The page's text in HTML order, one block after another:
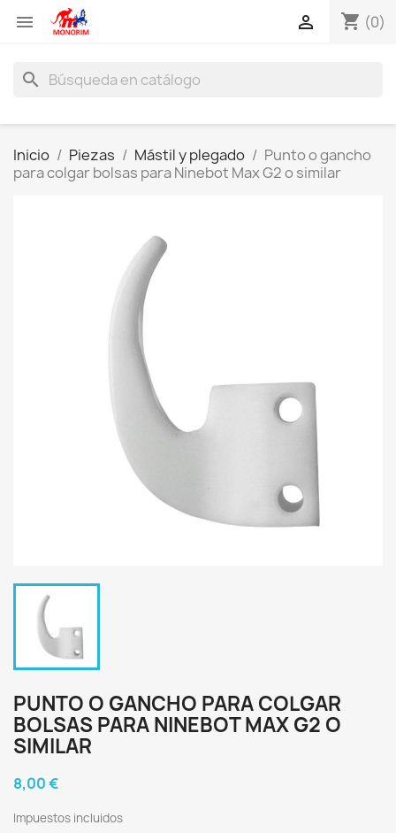
 shopping_cart (0)

search
Inicio Piezas Mástil y plegado
Punto o gancho
para colgar bolsas para Ninebot Max G2 o similar
PUNTO O GANCHO PARA COLGAR
BOLSAS PARA NINEBOT MAX G2 O
SIMILAR
8,00 €
Impuestos incluidos